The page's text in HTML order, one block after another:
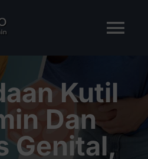
Kutil
Dan
Genital,